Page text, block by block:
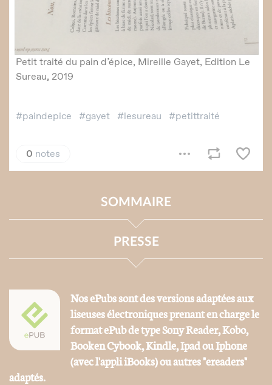
SOMMAIRE
PRESSE
Nos ePubs sont des versions adaptées aux
liseuses électroniques prenant en charge le
format ePub de type Sony Reader, Kobo,
Booken Cybook, Kindle, Ipad ou Iphone
(avec l'appli iBooks) ou autres "ereaders"
adaptés.